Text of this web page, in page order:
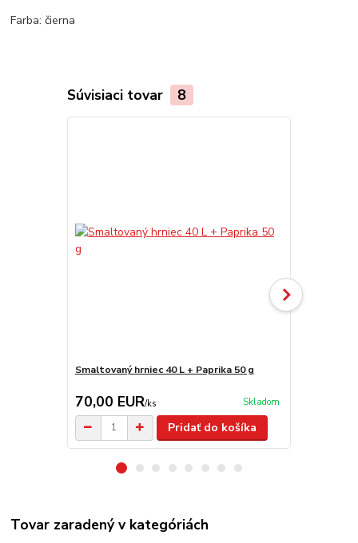
Farba: čierna
Súvisiaci tovar 8
Smaltovaný hrniec 40 L + Paprika 50 g
70,00 EUR/ks Skladom
Pridať do košíka
Tovar zaradený v kategóriách